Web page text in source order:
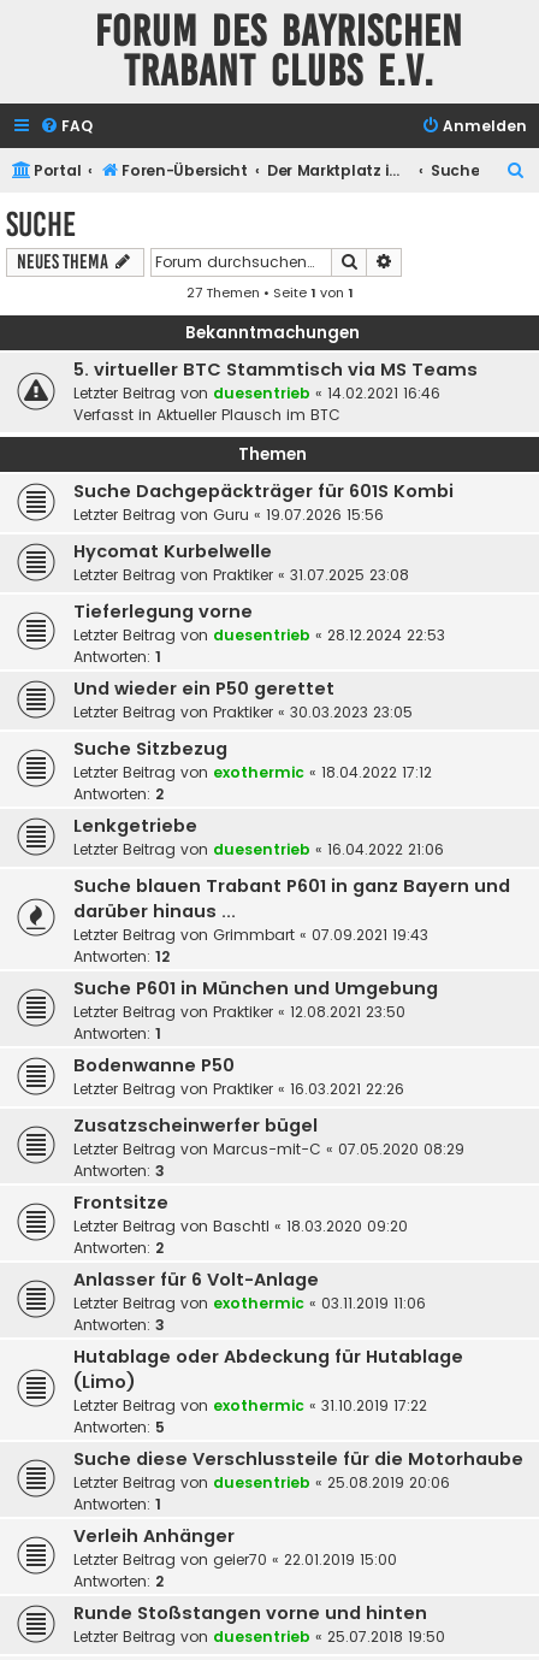
Forum des Bayrischen
Trabant Clubs e.V.
FAQ Anmelden
Portal Foren-Übersicht Der Marktplatz im BTC Suche
Suche
Neues Thema Suche
27 Themen • Seite1 von 1
Bekanntmachungen
5. virtueller BTC Stammtisch via MS Teams
Letzter Beitrag von duesentrieb « 14.02.2021 16:46
Verfasst in Aktueller Plausch im BTC
Themen
Suche Dachgepäckträger für 601S Kombi
Letzter Beitrag von Guru « 19.07.2026 15:56
Hycomat Kurbelwelle
Letzter Beitrag von Praktiker « 31.07.2025 23:08
Tieferlegung vorne
Letzter Beitrag von duesentrieb « 28.12.2024 22:53
Antworten: 1
Und wieder ein P50 gerettet
Letzter Beitrag von Praktiker « 30.03.2023 23:05
Suche Sitzbezug
Letzter Beitrag von exothermic « 18.04.2022 17:12
Antworten: 2
Lenkgetriebe
Letzter Beitrag von duesentrieb « 16.04.2022 21:06
Suche blauen Trabant P601 in ganz Bayern und
darüber hinaus ...
Letzter Beitrag von Grimmbart « 07.09.2021 19:43
Antworten: 12
Suche P601 in München und Umgebung
Letzter Beitrag von Praktiker « 12.08.2021 23:50
Antworten: 1
Bodenwanne P50
Letzter Beitrag von Praktiker « 16.03.2021 22:26
Zusatzscheinwerfer bügel
Letzter Beitrag von Marcus-mit-C « 07.05.2020 08:29
Antworten: 3
Frontsitze
Letzter Beitrag von Baschtl « 18.03.2020 09:20
Antworten: 2
Anlasser für 6 Volt-Anlage
Letzter Beitrag von exothermic « 03.11.2019 11:06
Antworten: 3
Hutablage oder Abdeckung für Hutablage
(Limo)
Letzter Beitrag von exothermic « 31.10.2019 17:22
Antworten: 5
Suche diese Verschlussteile für die Motorhaube
Letzter Beitrag von duesentrieb « 25.08.2019 20:06
Antworten: 1
Verleih Anhänger
Letzter Beitrag von geier70 « 22.01.2019 15:00
Antworten: 2
Runde Stoßstangen vorne und hinten
Letzter Beitrag von duesentrieb « 25.07.2018 19:50